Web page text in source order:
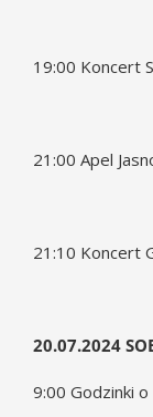
19:00 Koncert
21:00 Apel
21:10 Koncert
20.07.2024
9:00 Godzinki o